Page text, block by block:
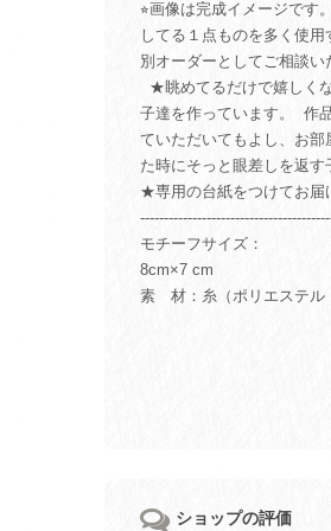
⭐︎画像は完成イメージです
してる１点ものを多く使
別オーダーとしてご相談い
★眺めてるだけで嬉しく
子達を作っています。 作
ていただいてもよし、お
た時にそっと眼差しを返す
★専用の台紙をつけてお届
モチーフサイズ：
8cm×7 cm
素 材：糸（ポリエステル
ショップの評価